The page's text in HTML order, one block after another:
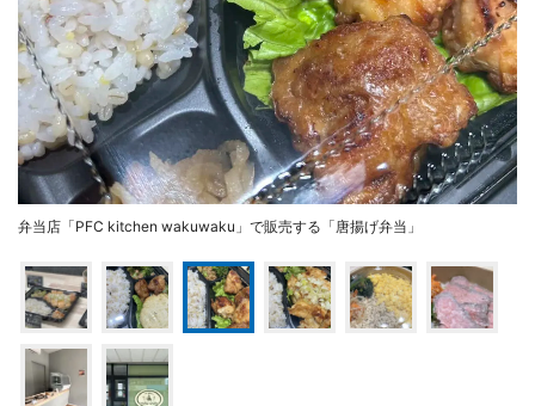
弁当店「PFC kitchen wakuwaku」で販売する「唐揚げ弁当」